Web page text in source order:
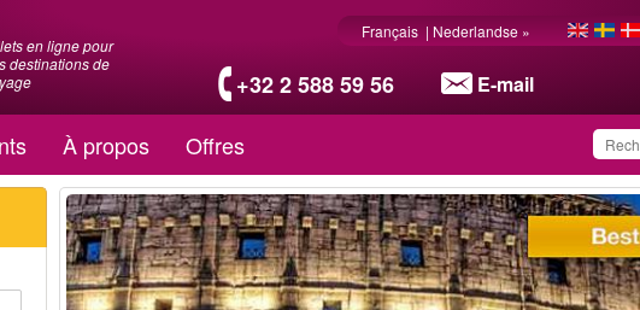
en ligne pour
destinations de
+32 2 588 59 56 E-mail
Français | Nederlandse »
À propos Offres
Ce